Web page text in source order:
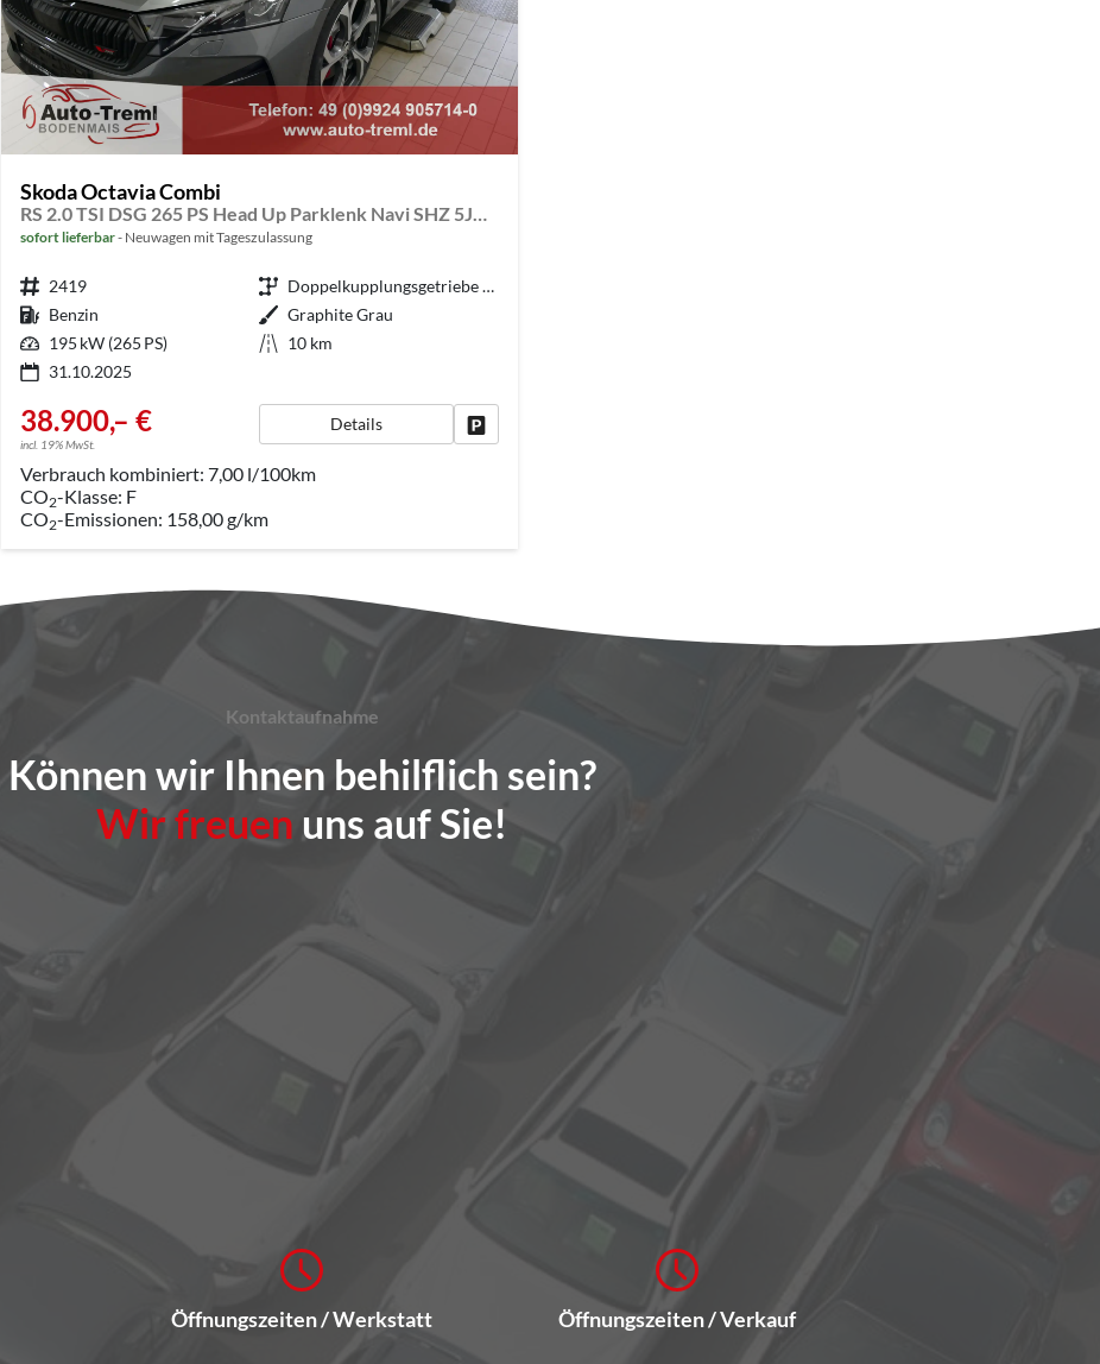
Skoda Octavia Combi
RS 2.0 TSI DSG 265 PS Head Up Parklenk Navi SHZ 5JG DCC 19" AHK-Vorbereitung Dopp. Ladeboden Side Assist
sofort lieferbar Neuwagen mit Tageszulassung
Fahrzeugnr. 2419 Getriebe
Doppelkupplungsgetriebe (DSG)
Kraftstoff Benzin Außenfarbe Graphite Grau
Leistung 195 kW (265 PS) Kilometerstand 10 km
31.10.2025
38.900,– €
incl. 19% MwSt.
Details
Verbrauch kombiniert:7,00 l/100km
CO2-Klasse: F
CO2-Emissionen: 158,00 g/km
Kontaktaufnahme
Können wir Ihnen behilflich sein?
Wir freuen uns auf Sie!
Öffnungszeiten / Werkstatt Öffnungszeiten / Verkauf